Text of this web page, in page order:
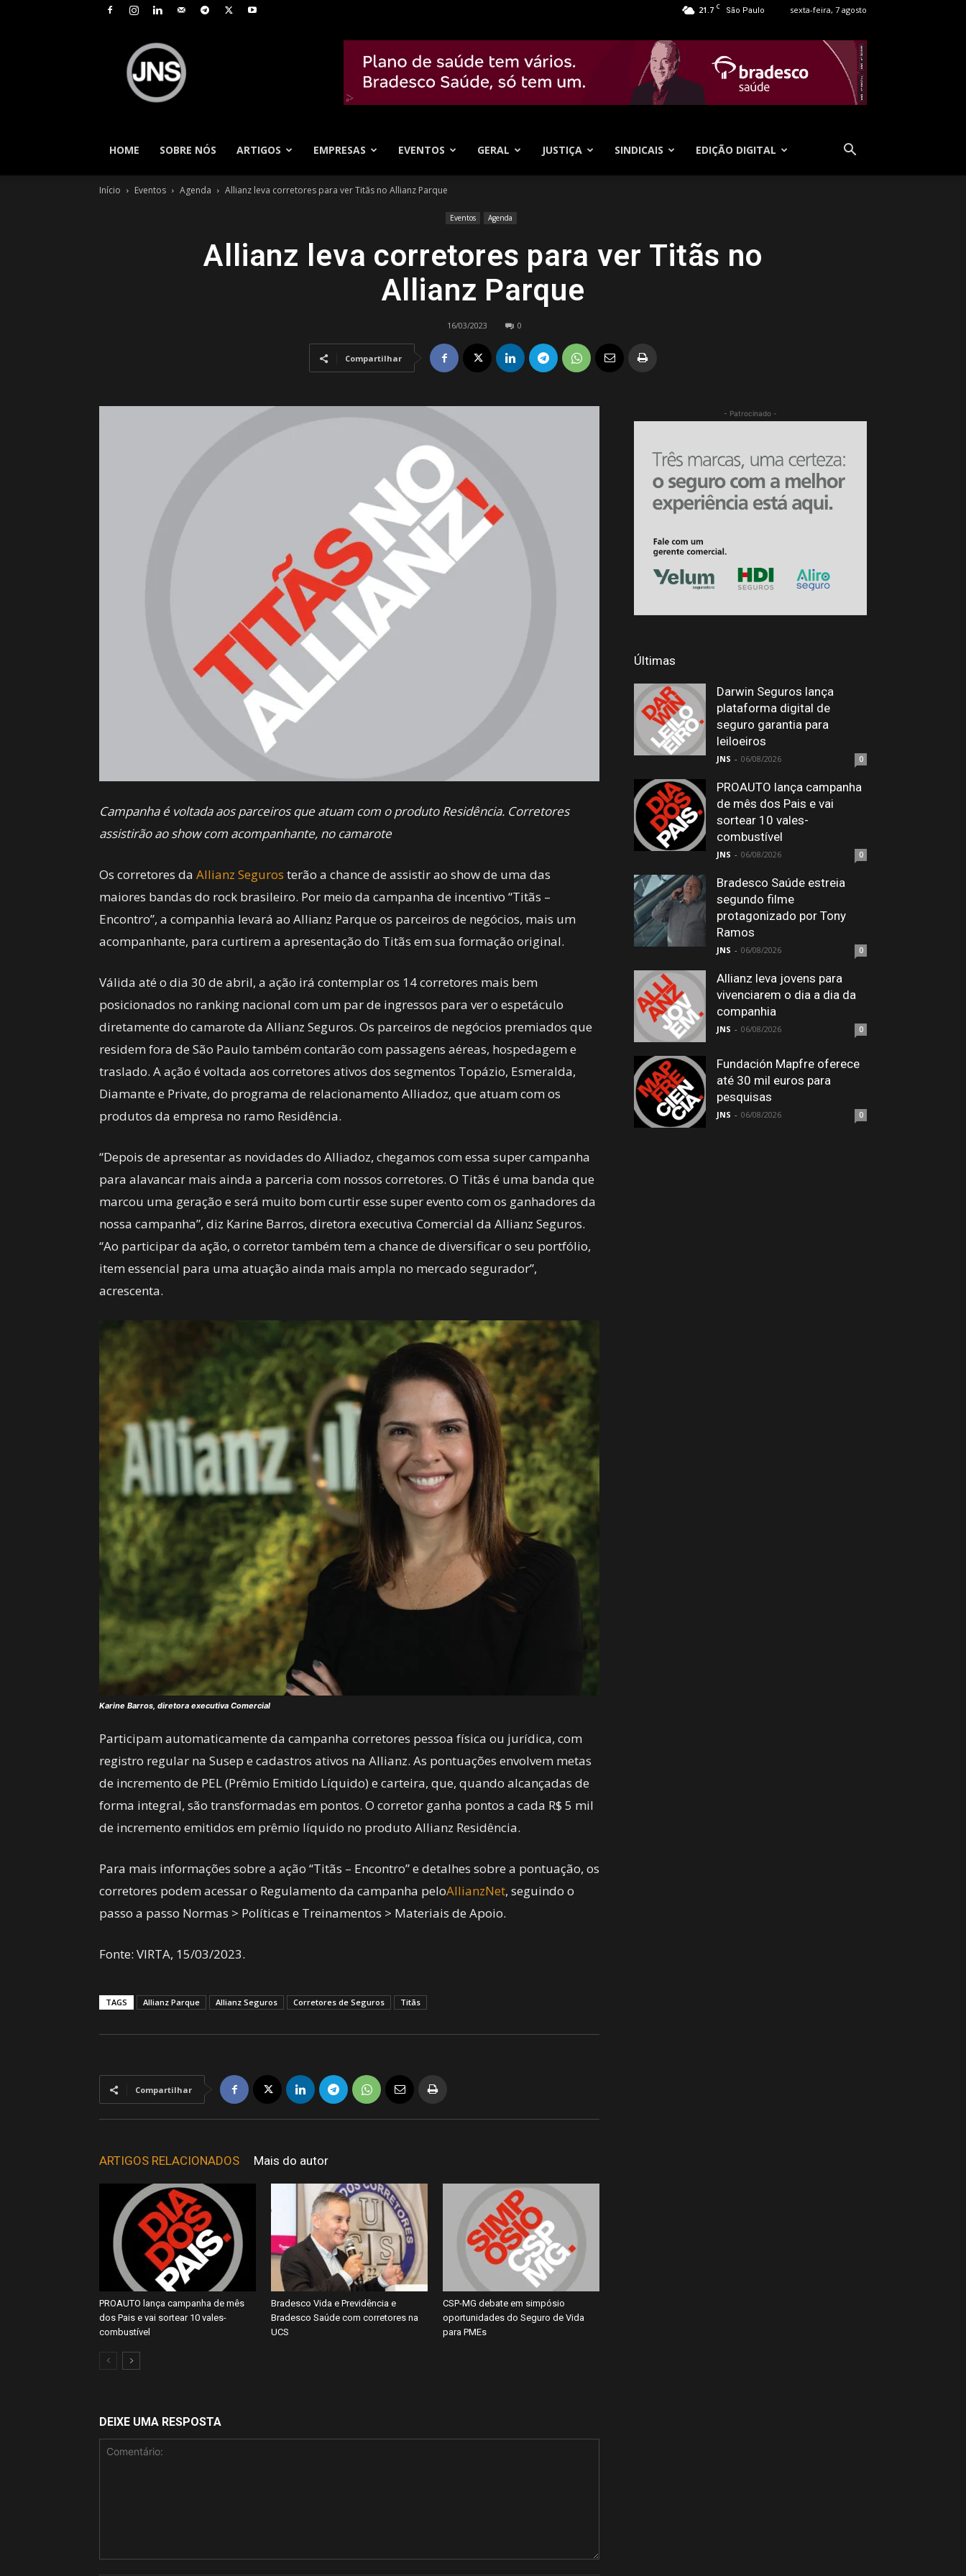
21.7 C São Paulo sexta-feira, 7 agosto
HOME
SOBRE NÓS ARTIGOS EMPRESAS EVENTOS GERAL JUSTIÇA SINDICAIS EDIÇÃO DIGITAL
Início Eventos Agenda Allianz leva corretores para ver Titãs no Allianz Parque
Eventos Agenda
Allianz leva corretores para ver Titãs no
Allianz Parque
16/03/2023 0
Compartilhar
Campanha é voltada aos parceiros que atuam com o produtoResidência. Corretores
assistirão ao show com acompanhante, no camarote
Os corretores da Allianz Seguros terão a chance de assistir ao show de uma das
maiores bandas do rock brasileiro. Por meio da campanha de incentivo “Titãs –
Encontro”, a companhia levará ao Allianz Parque os parceiros de negócios, mais um
acompanhante, para curtirem a apresentação do Titãs em sua formação original.
Válida até o dia 30 de abril, a ação irá contemplar os 14 corretores mais bem
posicionados no ranking nacional com um par de ingressos para ver o espetáculo
diretamente do camarote da Allianz Seguros. Os parceiros de negócios premiados que
residem fora de São Paulo também contarão com passagens aéreas, hospedagem e
traslado. A ação é voltada aos corretores ativos dos segmentos Topázio, Esmeralda,
Diamante e Private, do programa de relacionamento Alliadoz, que atuam com os
produtos da empresa no ramo Residência.
“Depois de apresentar as novidades do Alliadoz, chegamos com essa super campanha
para alavancar mais ainda a parceria com nossos corretores. O Titãs é uma banda que
marcou uma geração e será muito bom curtir esse super evento com os ganhadores da
nossa campanha”, diz Karine Barros, diretora executiva Comercial da Allianz Seguros.
“Ao participar da ação, o corretor também tem a chance de diversificar o seu portfólio,
item essencial para uma atuação ainda mais ampla no mercado segurador”,
acrescenta.
Karine Barros, diretora executiva Comercial
Participam automaticamente da campanha corretores pessoa física ou jurídica, com
registro regular na Susep e cadastros ativos na Allianz. As pontuações envolvem metas
de incremento de PEL (Prêmio Emitido Líquido) e carteira, que, quando alcançadas de
forma integral, são transformadas em pontos. O corretor ganha pontos a cada R$ 5 mil
de incremento emitidos em prêmio líquido no produto Allianz Residência.
Para mais informações sobre a ação “Titãs – Encontro” e detalhes sobre a pontuação, os
corretores podem acessar o Regulamento da campanha peloAllianzNet, seguindo o
passo a passo Normas > Políticas e Treinamentos > Materiais de Apoio.
Fonte: VIRTA, 15/03/2023.
TAGS Allianz Parque Allianz Seguros Corretores de Seguros Titãs
Compartilhar
ARTIGOS RELACIONADOS Mais do autor
PROAUTO lança campanha de mês
dos Pais e vai sortear 10 vales-
combustível
Bradesco Vida e Previdência e
Bradesco Saúde com corretores na
UCS
CSP-MG debate em simpósio
oportunidades do Seguro de Vida
para PMEs
DEIXE UMA RESPOSTA
- Patrocinado -
Últimas
Darwin Seguros lança
plataforma digital de
seguro garantia para
leiloeiros
JNS - 06/08/2026 0
PROAUTO lança campanha
de mês dos Pais e vai
sortear 10 vales-
combustível
JNS - 06/08/2026 0
Bradesco Saúde estreia
segundo filme
protagonizado por Tony
Ramos
JNS - 06/08/2026 0
Allianz leva jovens para
vivenciarem o dia a dia da
companhia
JNS - 06/08/2026 0
Fundación Mapfre oferece
até 30 mil euros para
pesquisas
JNS - 06/08/2026 0